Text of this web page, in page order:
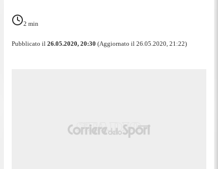
2 min
Pubblicato il 26.05.2020, 20:30 (Aggiornato il 26.05.2020, 21:22)